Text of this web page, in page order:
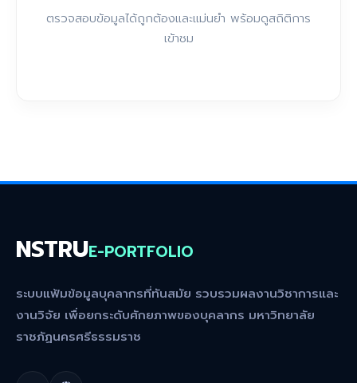
ตรวจสอบข้อมูลได้ถูกต้องและแม่นยำ พร้อมดูสถิติการ
เข้าชม
NSTRUE-PORTFOLIO
ระบบแฟ้มข้อมูลบุคลากรที่ทันสมัย รวบรวมผลงานวิชาการและ
งานวิจัย เพื่อยกระดับศักยภาพของบุคลากร มหาวิทยาลัย
ราชภัฏนครศรีธรรมราช